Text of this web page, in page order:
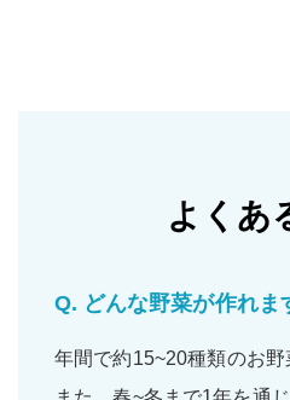
よくあ
Q. どんな野菜が作れま
年間で約15~20種類のお